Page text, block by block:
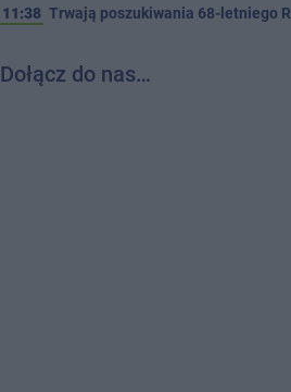
11:38 Trwają poszukiwania 68-letniego
Dołącz do nas…